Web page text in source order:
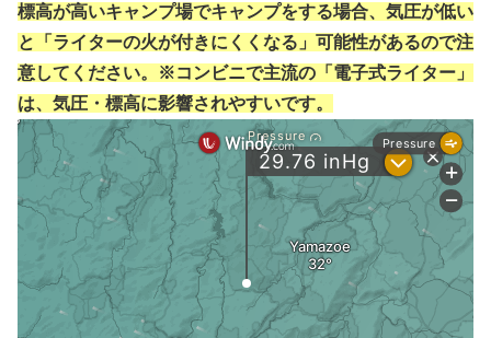
標高が高いキャンプ場でキャンプをする場合、気圧が低い
と「ライターの火が付きにくくなる」可能性があるので注
意してください。※コンビニで主流の「電子式ライター」
は、気圧・標高に影響されやすいです。